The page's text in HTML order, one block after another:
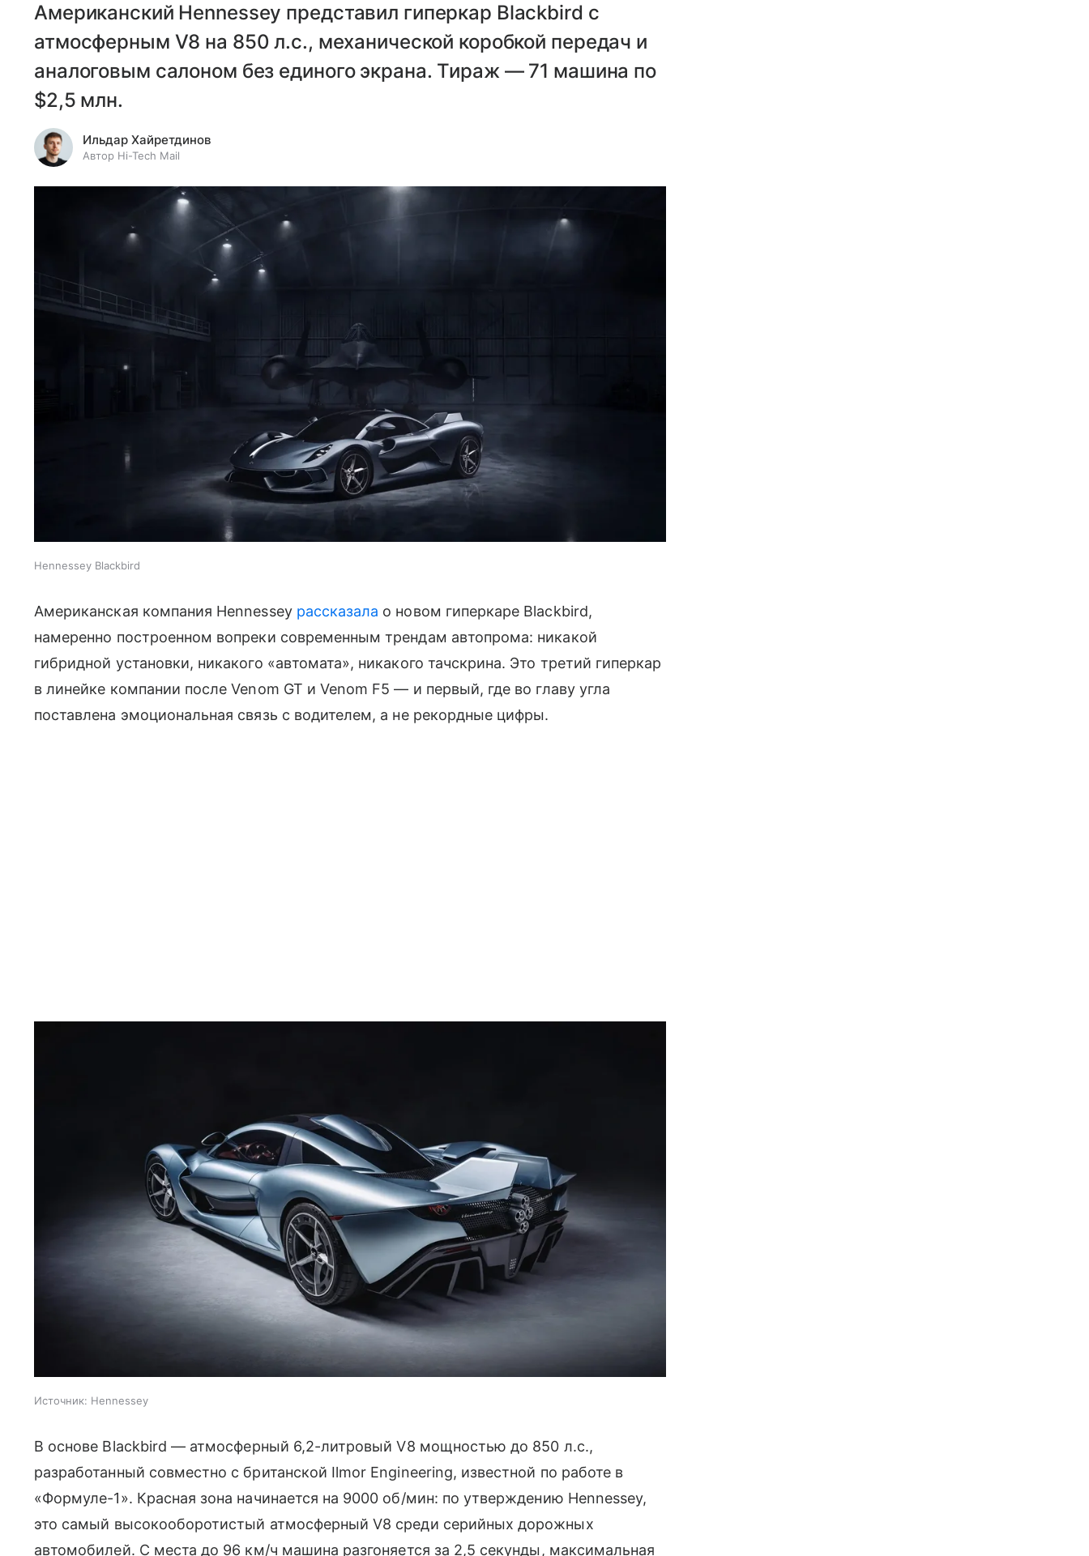
Американский Hennessey представил гиперкар Blackbird с
атмосферным V8 на 850 л.с., механической коробкой передач и
аналоговым салоном без единого экрана. Тираж — 71 машина по
$2,5 млн.
Ильдар Хайретдинов
Автор Hi-Tech Mail
Hennessey Blackbird
Американская компания Hennessey рассказала о новом гиперкаре Blackbird,
намеренно построенном вопреки современным трендам автопрома: никакой
гибридной установки, никакого «автомата», никакого тачскрина. Это третий гиперкар
в линейке компании после Venom GT и Venom F5 — и первый, где во главу угла
поставлена эмоциональная связь с водителем, а не рекордные цифры.
Источник: Hennessey
В основе Blackbird — атмосферный 6,2-литровый V8 мощностью до 850 л.с.,
разработанный совместно с британской Ilmor Engineering, известной по работе в
«Формуле-1». Красная зона начинается на 9000 об/мин: по утверждению Hennessey,
это самый высокооборотистый атмосферный V8 среди серийных дорожных
автомобилей. С места до 96 км/ч машина разгоняется за 2,5 секунды, максимальная